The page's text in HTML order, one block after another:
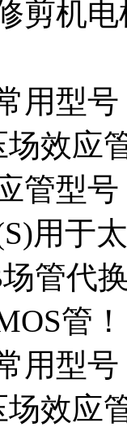
剪机电
用型号
场效应
管型
用于
管代
管！
用型
场效应